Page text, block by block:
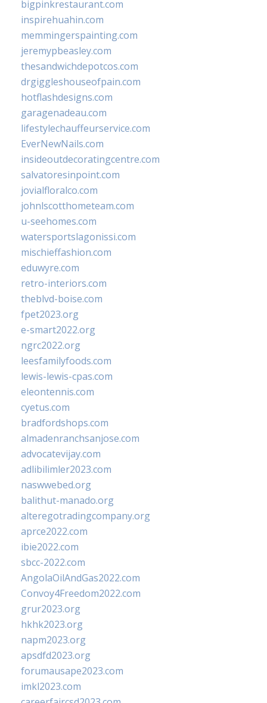
bigpinkrestaurant.com
inspirehuahin.com
memmingerspainting.com
jeremypbeasley.com
thesandwichdepotcos.com
drgiggleshouseofpain.com
hotflashdesigns.com
garagenadeau.com
lifestylechauffeurservice.com
EverNewNails.com
insideoutdecoratingcentre.com
salvatoresinpoint.com
jovialfloralco.com
johnlscotthometeam.com
u-seehomes.com
watersportslagonissi.com
mischieffashion.com
eduwyre.com
retro-interiors.com
theblvd-boise.com
fpet2023.org
e-smart2022.org
ngrc2022.org
leesfamilyfoods.com
lewis-lewis-cpas.com
eleontennis.com
cyetus.com
bradfordshops.com
almadenranchsanjose.com
advocatevijay.com
adlibilimler2023.com
naswwebed.org
balithut-manado.org
alteregotradingcompany.org
aprce2022.com
ibie2022.com
sbcc-2022.com
AngolaOilAndGas2022.com
Convoy4Freedom2022.com
grur2023.org
hkhk2023.org
napm2023.org
apsdfd2023.org
forumausape2023.com
imkl2023.com